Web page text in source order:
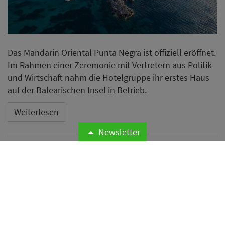
Das Mandarin Oriental Punta Negra ist offiziell eröffnet.
Im Rahmen einer Zeremonie mit Vertretern aus Politik
und Wirtschaft nahm die Hotelgruppe ihr erstes Haus
auf der Balearischen Insel in Betrieb.
Weiterlesen
Newsletter